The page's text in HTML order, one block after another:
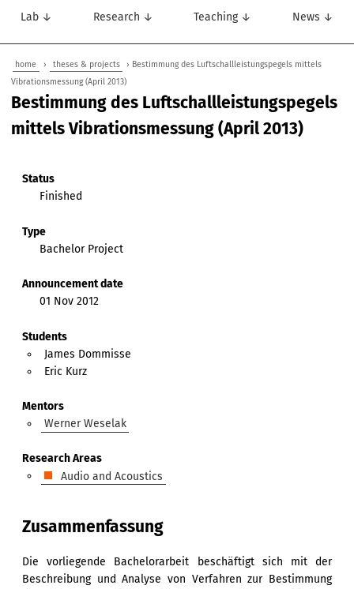
Lab ↓ Research ↓ Teaching ↓ News ↓
home › theses & projects
› Bestimmung des Luftschallleistungspegels mittels
Vibrationsmessung (April 2013)
Bestimmung des Luftschallleistungspegels
mittels Vibrationsmessung (April 2013)
Status
Finished
Type
Bachelor Project
Announcement date
01 Nov 2012
Students
James Dommisse
Eric Kurz
Mentors
Werner Weselak
Research Areas
Audio and Acoustics
Zusammenfassung
Die vorliegende Bachelorarbeit beschäftigt sich mit der
Beschreibung und Analyse von Verfahren zur Bestimmung